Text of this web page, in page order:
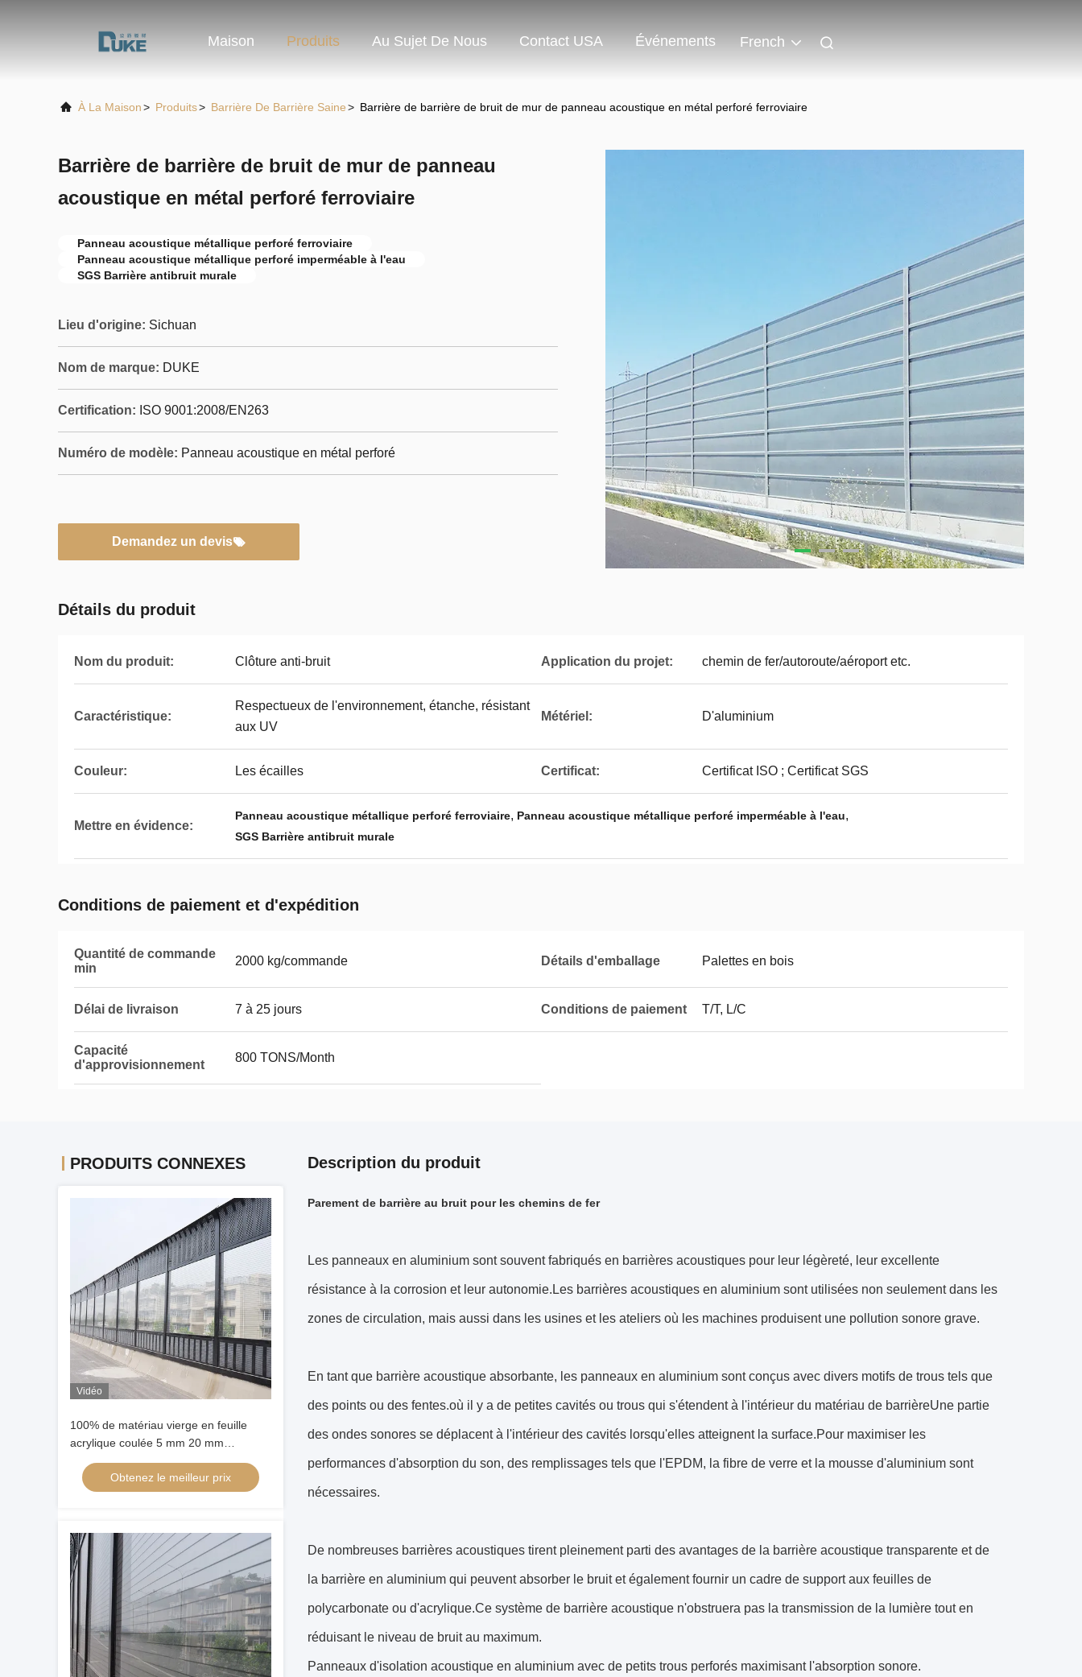
Maison Produits Au Sujet De Nous Contact USA Événements French
À La Maison> Produits> Barrière De Barrière Saine> Barrière de barrière de bruit de mur de panneau acoustique en métal perforé ferroviaire
Barrière de barrière de bruit de mur de panneau
acoustique en métal perforé ferroviaire
Panneau acoustique métallique perforé ferroviaire
Panneau acoustique métallique perforé imperméable à l'eau
SGS Barrière antibruit murale
Lieu d'origine: Sichuan
Nom de marque: DUKE
Certification: ISO 9001:2008/EN263
Numéro de modèle: Panneau acoustique en métal perforé
Demandez un devis
Détails du produit
Nom du produit: Clôture anti-bruit Application du projet: chemin de fer/autoroute/aéroport etc.
Caractéristique:
Respectueux de l'environnement, étanche, résistant
aux UV
Métériel: D'aluminium
Couleur: Les écailles Certificat: Certificat ISO ; Certificat SGS
Mettre en évidence:
Panneau acoustique métallique perforé ferroviaire, Panneau acoustique métallique perforé imperméable à l'eau,
SGS Barrière antibruit murale
Conditions de paiement et d'expédition
Quantité de commande
min
2000 kg/commande Détails d'emballage Palettes en bois
Délai de livraison 7 à 25 jours Conditions de paiement T/T, L/C
Capacité
d'approvisionnement
800 TONS/Month
PRODUITS CONNEXES
Vidéo
100% de matériau vierge en feuille
acrylique coulée 5 mm 20 mm
Panneau durable pour barrière
acoustique extérieure
Obtenez le meilleur prix
Description du produit
Parement de barrière au bruit pour les chemins de fer
Les panneaux en aluminium sont souvent fabriqués en barrières acoustiques pour leur légèreté, leur excellente
résistance à la corrosion et leur autonomie.Les barrières acoustiques en aluminium sont utilisées non seulement dans les
zones de circulation, mais aussi dans les usines et les ateliers où les machines produisent une pollution sonore grave.
En tant que barrière acoustique absorbante, les panneaux en aluminium sont conçus avec divers motifs de trous tels que
des points ou des fentes.où il y a de petites cavités ou trous qui s'étendent à l'intérieur du matériau de barrièreUne partie
des ondes sonores se déplacent à l'intérieur des cavités lorsqu'elles atteignent la surface.Pour maximiser les
performances d'absorption du son, des remplissages tels que l'EPDM, la fibre de verre et la mousse d'aluminium sont
nécessaires.
De nombreuses barrières acoustiques tirent pleinement parti des avantages de la barrière acoustique transparente et de
la barrière en aluminium qui peuvent absorber le bruit et également fournir un cadre de support aux feuilles de
polycarbonate ou d'acrylique.Ce système de barrière acoustique n'obstruera pas la transmission de la lumière tout en
réduisant le niveau de bruit au maximum.
Panneaux d'isolation acoustique en aluminium avec de petits trous perforés maximisant l'absorption sonore.